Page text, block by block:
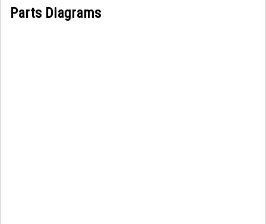
Parts Diagrams